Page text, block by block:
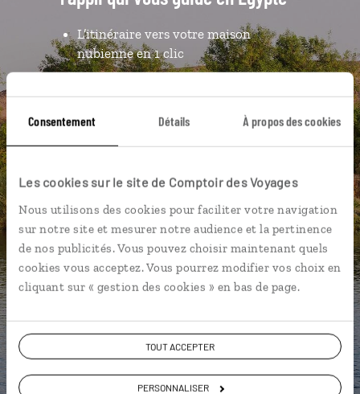
Consentement Détails À propos des cookies
Les cookies sur le site de Comptoir des Voyages
Nous utilisons des cookies pour faciliter votre navigation
sur notre site et mesurer notre audience et la pertinence
de nos publicités. Vous pouvez choisir maintenant quels
cookies vous acceptez. Vous pourrez modifier vos choix en
cliquant sur « gestion des cookies » en bas de page.
TOUT ACCEPTER
PERSONNALISER
L’itinéraire vers votre maison
nubienne en 1 clic
géolocalisés
vous-même
DÉCOUVRIR LUCIOLE